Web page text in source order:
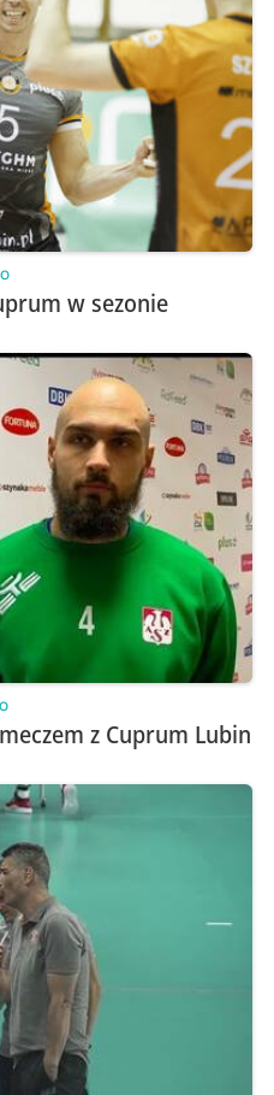
w sezonie
z Cuprum Lubin